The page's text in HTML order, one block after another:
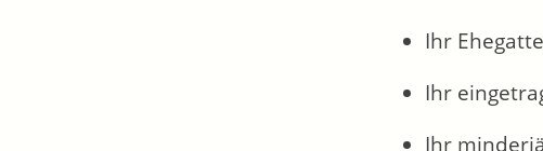
Ihr
Ihr
Ihr